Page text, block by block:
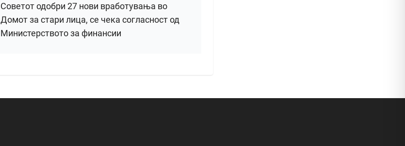
Советот одобри 27 нови вработувања во
Домот за стари лица, се чека согласност од
Министерството за финансии